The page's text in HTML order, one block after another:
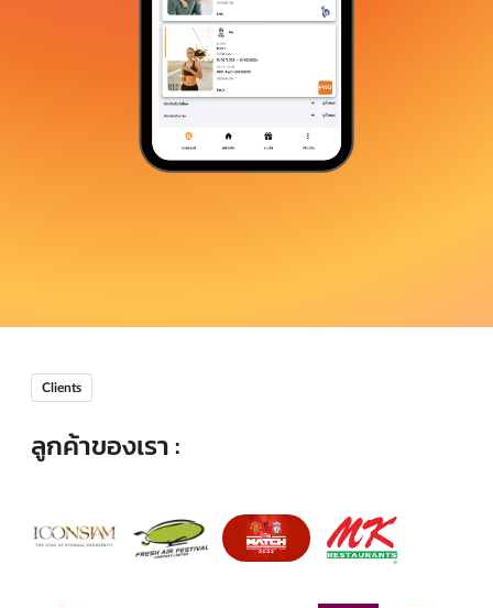
Clients
ลูกค้าของเรา :